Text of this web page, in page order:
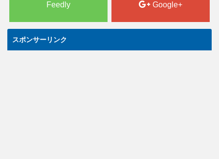
Feedly Google+
スポンサーリンク